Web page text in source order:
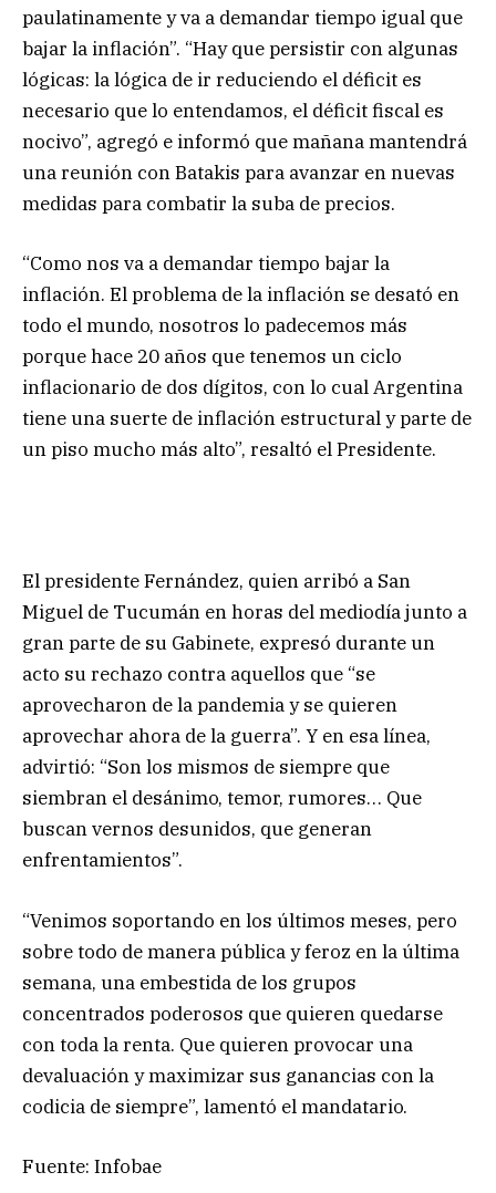
paulatinamente y va a demandar tiempo igual que
bajar la inflación”. “Hay que persistir con algunas
lógicas: la lógica de ir reduciendo el déficit es
necesario que lo entendamos, el déficit fiscal es
nocivo”, agregó e informó que mañana mantendrá
una reunión con Batakis para avanzar en nuevas
medidas para combatir la suba de precios.
“Como nos va a demandar tiempo bajar la
inflación. El problema de la inflación se desató en
todo el mundo, nosotros lo padecemos más
porque hace 20 años que tenemos un ciclo
inflacionario de dos dígitos, con lo cual Argentina
tiene una suerte de inflación estructural y parte de
un piso mucho más alto”, resaltó el Presidente.
El presidente Fernández, quien arribó a San
Miguel de Tucumán en horas del mediodía junto a
gran parte de su Gabinete, expresó durante un
acto su rechazo contra aquellos que “se
aprovecharon de la pandemia y se quieren
aprovechar ahora de la guerra”. Y en esa línea,
advirtió: “Son los mismos de siempre que
siembran el desánimo, temor, rumores… Que
buscan vernos desunidos, que generan
enfrentamientos”.
“Venimos soportando en los últimos meses, pero
sobre todo de manera pública y feroz en la última
semana, una embestida de los grupos
concentrados poderosos que quieren quedarse
con toda la renta. Que quieren provocar una
devaluación y maximizar sus ganancias con la
codicia de siempre”, lamentó el mandatario.
Fuente: Infobae